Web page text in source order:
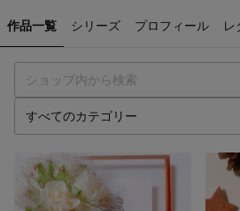
作品一覧 シリーズ プロフィール レ